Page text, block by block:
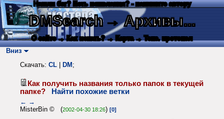
Нашли баг? Есть пожелания? - напишите автору
DMSearch→ Архивы...
О сайте → Как искать? → Карта → Текс. протокол
Вниз
Скачать: CL DM ;
Как получить названия только папок в текущей
папке?
Найти похожие ветки
← →
MisterBin © (2002-04-30 18:26) [0]